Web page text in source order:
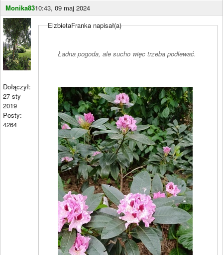
Monika8310:43, 09 maj 2024
Dołączył:
27 sty
2019
Posty:
4264
ElzbietaFranka napisał(a)
Ładna pogoda, ale sucho więc trzeba podlewać.